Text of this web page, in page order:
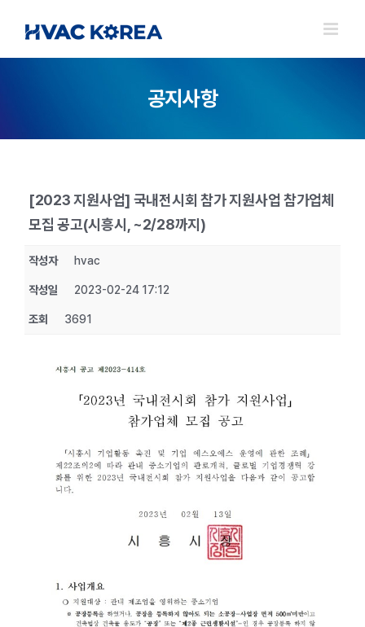
공지사항
[2023 지원사업] 국내전시회 참가 지원사업 참가업체
모집 공고(시흥시, ~2/28까지)
작성자 hvac
작성일 2023-02-24 17:12
조회 3691